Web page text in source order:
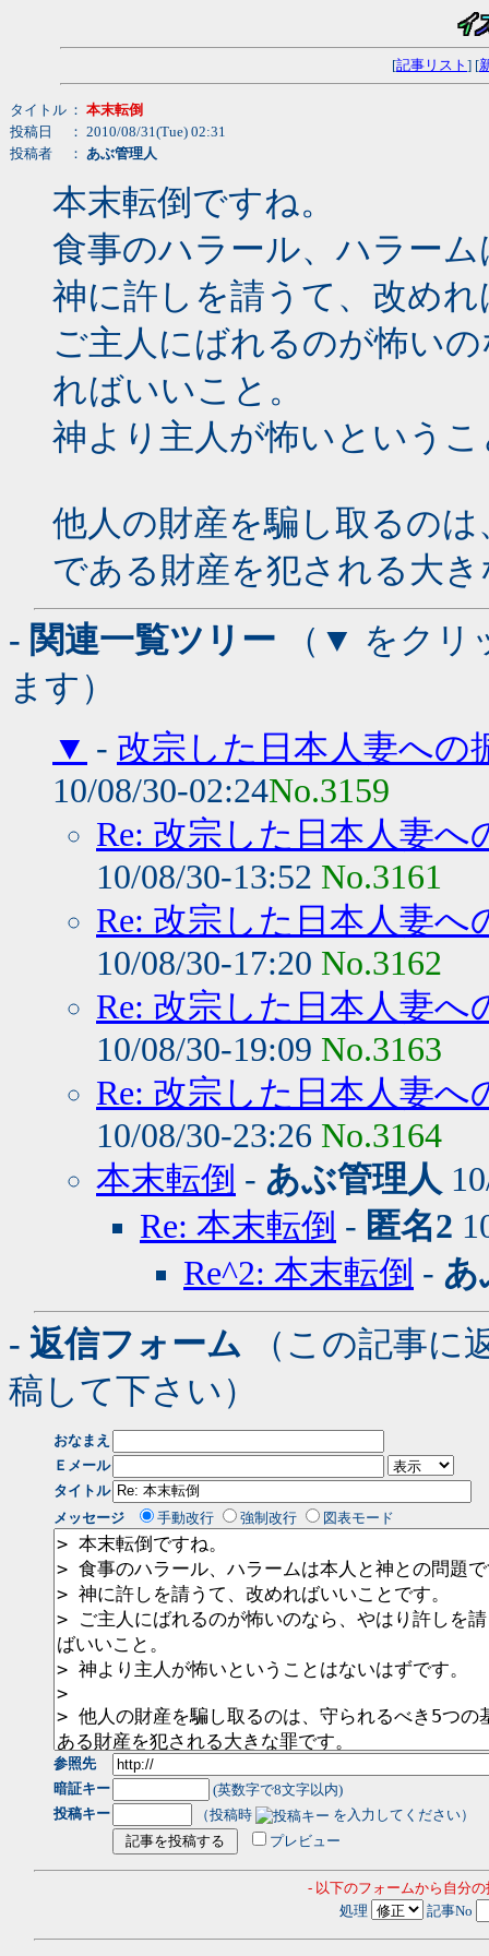
[記事リスト ] [
タイトル ： 本末転倒
投稿日
： 2010/08/31(Tue) 02:31
投稿者
： あぶ管理人
本末転倒ですね。
食事のハラール、ハラー
神に許しを請うて、改め
ご主人にばれるのが怖い
ればいいこと。
神より主人が怖いという
他人の財産を騙し取るの
である財産を犯される大
- 関連一覧ツリー （▼ をクリ
ます）
▼ - 改宗した日本人妻への
10/08/30-02:24No.3159
Re: 改宗した日本人妻へ
10/08/30-13:52 No.3161
Re: 改宗した日本人妻へ
10/08/30-17:20 No.3162
Re: 改宗した日本人妻へ
10/08/30-19:09 No.3163
Re: 改宗した日本人妻へ
10/08/30-23:26 No.3164
本末転倒 - あぶ管理人
Re: 本末転倒 - 匿名2
Re^2: 本末転倒 - あ
- 返信フォーム （この記事に
稿して下さい）
おなまえ
Ｅメール
タイトル
メッセージ
手動改行 強制改行 図表モード
参照先
暗証キー
(英数字で8文字以内)
投稿キー
（投稿時
を入力してください）
プレビュー
- 以下のフォームから自分
処理
記事No